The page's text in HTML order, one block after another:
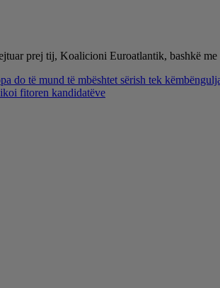
prej tij, Koalicioni Euroatlantik, bashkë
do të mund të mbështet sërish tek
fitoren kandidatëve